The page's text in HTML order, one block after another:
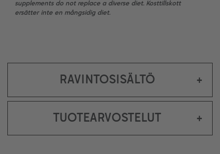
supplements do not replace a diverse diet. Kosttillskott
ersätter inte en mångsidig diet.
RAVINTOSISÄLTÖ +
TUOTEARVOSTELUT +